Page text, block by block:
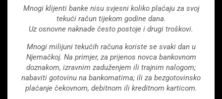
Mnogi klijenti banke nisu svjesni koliko plaćaju za svoj
tekući račun tijekom godine dana.
Uz osnovne naknade često postoje i drugi troškovi.
Mnogi milijuni tekućih računa koriste se svaki dan u
Njemačkoj. Na primjer, za prijenos novca bankovnom
doznakom, izravnim zaduženjem ili trajnim nalogom;
nabaviti gotovinu na bankomatima; ili za bezgotovinsko
plaćanje čekovnom, debitnom ili kreditnom karticom.